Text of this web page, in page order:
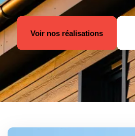
Voir nos réalisations